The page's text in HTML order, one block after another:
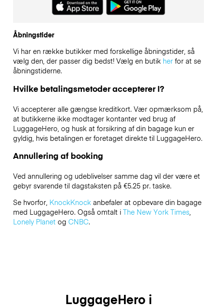
Åbningstider
Vi har en række butikker med forskellige åbningstider, så
vælg den, der passer dig bedst! Vælg en butik herfor at se
åbningstiderne.
Hvilke betalingsmetoder accepterer I?
Vi accepterer alle gængse kreditkort. Vær opmærksom på,
at butikkerne ikke modtager kontanter ved brug af
LuggageHero, og husk at forsikring af din bagage kun er
gyldig, hvis betalingen er foretaget direkte til LuggageHero.
Annullering af booking
Ved annullering og udeblivelser samme dag vil der være et
gebyr svarende til dagstaksten på €5.25 pr. taske.
Se hvorfor, KnockKnockanbefaler at opbevare din bagage
med LuggageHero. Også omtalt i The New York Times,
Lonely Planetog CNBC.
LuggageHero i